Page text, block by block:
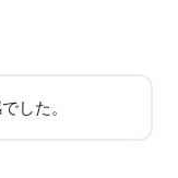
した。